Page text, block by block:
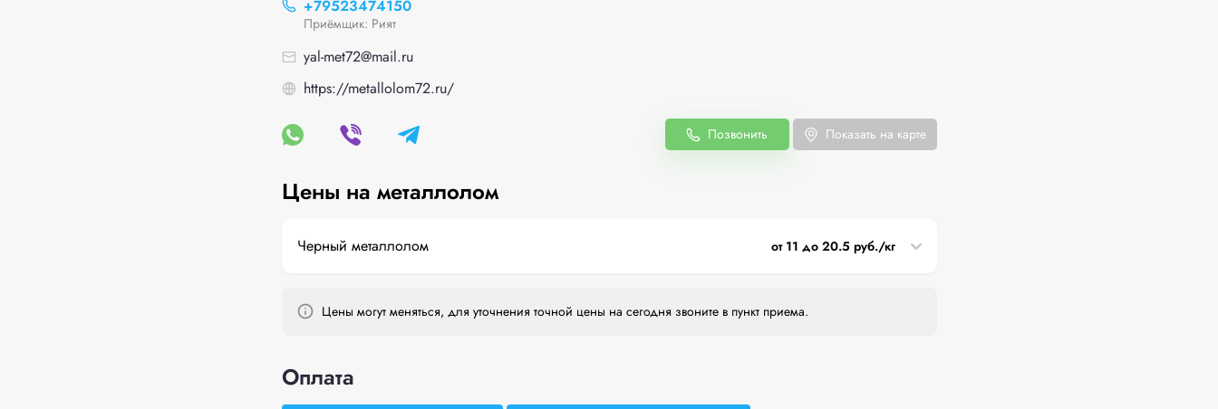
+79523474150
Приёмщик: Рият
yal-met72@mail.ru
https://metallolom72.ru/
Позвонить Показать на карте
Цены на металлолом
Черный металлолом от 11 до 20.5 руб./кг
Цены могут меняться, для уточнения точной цены на сегодня звоните в пункт приема.
Оплата